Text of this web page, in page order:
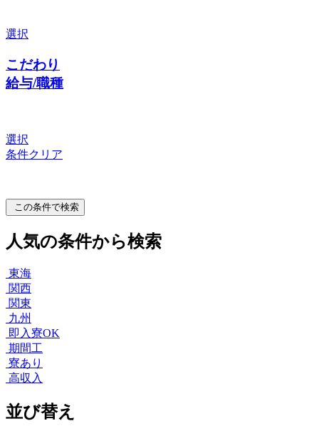
選択
こだわり
給与/職種
選択
条件クリア
この条件で検索
人気の条件から検索
東海
関西
関東
九州
即入寮OK
期間工
寮あり
高収入
並び替え